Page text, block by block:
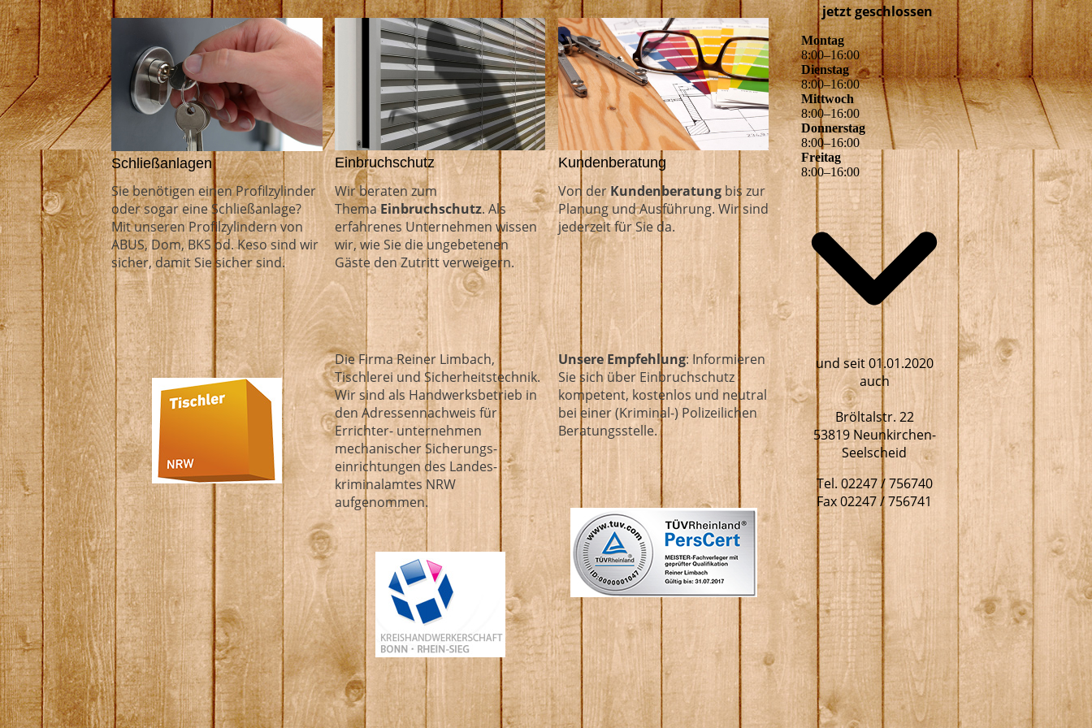
Schließanlagen
Sie benötigen einen Profilzylinder
oder sogar eine Schließanlage?
Mit unseren Profilzylindern von
ABUS, Dom, BKS od. Keso sind wir
sicher, damit Sie sicher sind.
Einbruchschutz
Wir beraten zum
ThemaEinbruchschutz. Als
erfahrenes Unternehmen wissen
wir, wie Sie die ungebetenen
Gäste den Zutritt verweigern.
Kundenberatung
Von derKundenberatung bis zur
Planung und Ausführung. Wir sind
jederzeit für Sie da.
Die Firma Reiner Limbach,
Tischlerei und Sicherheitstechnik.
Wir sind als Hand­werks­betrieb in
den Adressennachweis für
Errichter- unternehmen
mechanischer Sicherungs-
einrichtungen des Landes­
kriminal­amtes NRW
aufgenommen.
Unsere Empfehlung: Informieren
Sie sich über Einbruchschutz
kompetent, kostenlos und neutral
bei einer (Kriminal-) Polizeilichen
Beratungsstelle.
jetzt geschlossen
Montag
8:00–16:00
Dienstag
8:00–16:00
Mittwoch
8:00–16:00
Donnerstag
8:00–16:00
Freitag
8:00–16:00
und seit 01.01.2020
auch
Bröltalstr. 22
53819 Neunkirchen-
Seelscheid
Tel. 02247 / 756740
Fax 02247 / 756741